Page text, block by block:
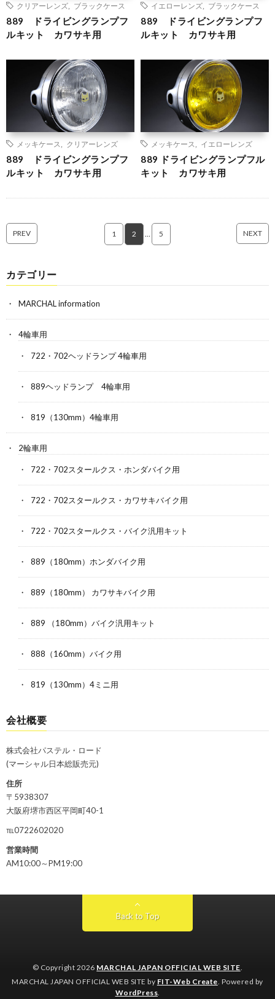
クリアーレンズ ブラックケース
889 ドライビングランプフ
ルキット カワサキ用
イエローレンズ ブラックケース
889 ドライビングランプフ
ルキット カワサキ用
メッキケース クリアーレンズ
889 ドライビングランプフ
ルキット カワサキ用
メッキケース イエローレンズ
889 ドライビングランプフル
キット カワサキ用
PREV 1 2 5 NEXT
カテゴリー
MARCHAL information
4輪車用
722・702ヘッドランプ 4輪車用
889ヘッドランプ 4輪車用
819（130mm）4輪車用
2輪車用
722・702スタールクス・ホンダバイク用
722・702スタールクス・カワサキバイク用
722・702スタールクス・バイク汎用キット
889（180mm）ホンダバイク用
889（180mm） カワサキバイク用
889 （180mm）バイク汎用キット
888（160mm）バイク用
819（130mm）4ミニ用
会社概要
株式会社パステル・ロード
(マーシャル日本総販売元)
住所
〒5938307
大阪府堺市西区平岡町40-1
℡0722602020
営業時間
AM10:00～PM19:00
Back to Top
© Copyright 2026 MARCHAL JAPAN OFFICIAL WEB SITE
MARCHAL JAPAN OFFICIAL WEB SITE by FIT-Web Create . Powered by
WordPress